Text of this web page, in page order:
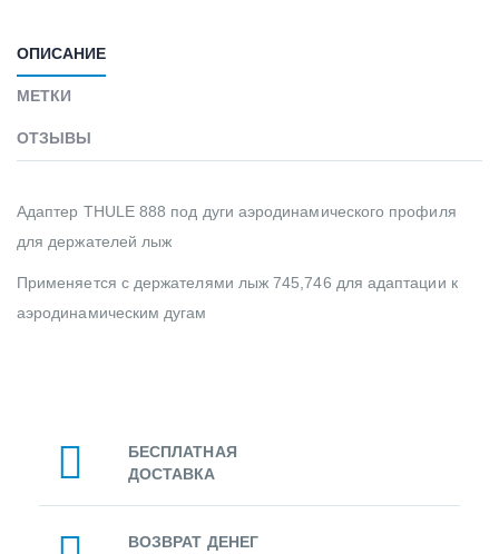
ОПИСАНИЕ
МЕТКИ
ОТЗЫВЫ
Адаптер THULE 888 под дуги аэродинамического профиля
для держателей лыж
Применяется с держателями лыж 745,746 для адаптации к
аэродинамическим дугам
БЕСПЛАТНАЯ
ДОСТАВКА
ВОЗВРАТ ДЕНЕГ